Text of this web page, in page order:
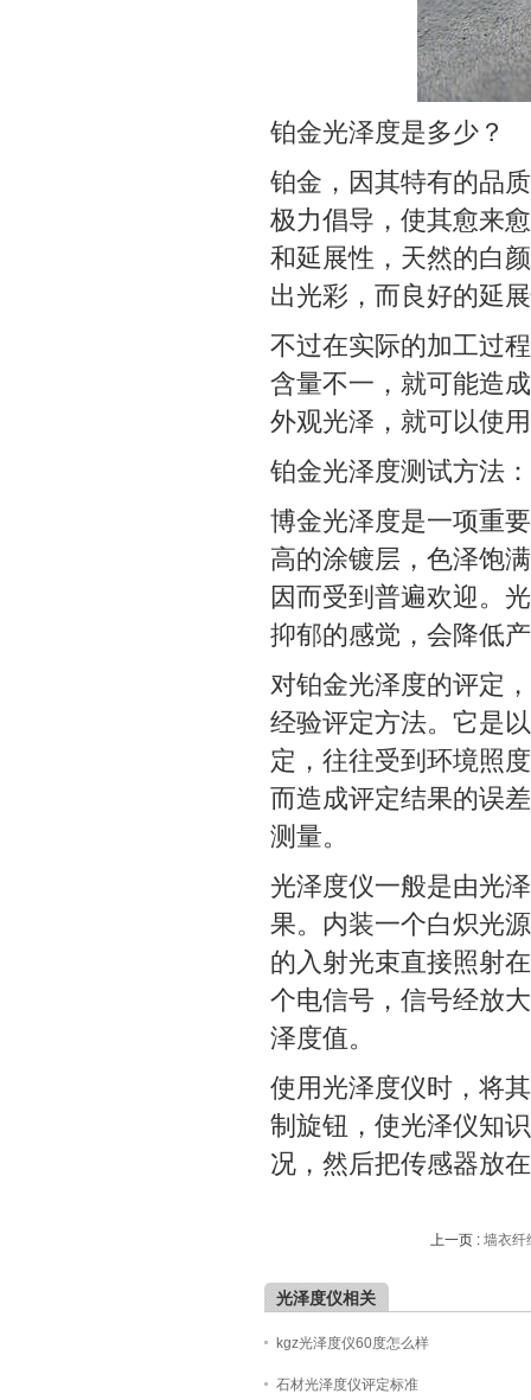
铂金光泽度是多少？
铂金，因其特有的品
极力倡导，使其愈来
和延展性，天然的白
出光彩，而良好的延
不过在实际的加工过
含量不一，就可能造
外观光泽，就可以使
铂金光泽度测试方法：
博金光泽度是一项重
高的涂镀层，色泽饱
因而受到普遍欢迎。
抑郁的感觉，会降低
对铂金光泽度的评定
经验评定方法。它是
定，往往受到环境照
而造成评定结果的误
测量。
光泽度仪一般是由光
果。内装一个白炽光
的入射光束直接照射
个电信号，信号经放
泽度值。
使用光泽度仪时，将
制旋钮，使光泽仪知
况，然后把传感器放
上一页 : 墙衣纤
光泽度仪相关
kgz光泽度仪60度怎么样
石材光泽度仪评定标准